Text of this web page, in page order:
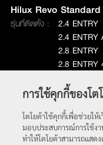
Hilux Revo
รุ่นที่ติดตั้ง :
2.4 ENTRY
2.4 ENTRY
2.8 ENTRY
2.8 ENTRY
การใช้คุกกี้ของโต
โตโยต้าใช้คุกกี้เพื่อช่วยให้
มอบประสบการณ์การใช้ง
ทำให้โตโยต้าสามารถแสด